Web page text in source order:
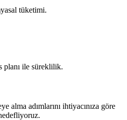
tüketimi.
planı ile süreklilik.
alma adımlarını ihtiyacınıza göre